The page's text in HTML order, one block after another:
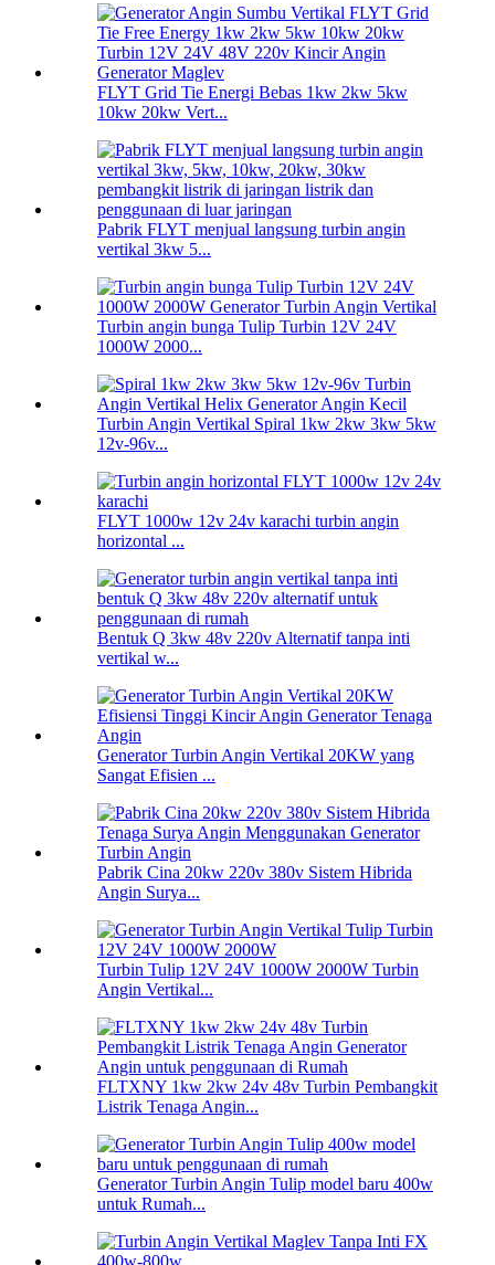
FLYT Grid Tie Energi Bebas 1kw 2kw 5kw
10kw 20kw Vert...
Pabrik FLYT menjual langsung turbin angin
vertikal 3kw 5...
Turbin angin bunga Tulip Turbin 12V 24V
1000W 2000...
Turbin Angin Vertikal Spiral 1kw 2kw 3kw 5kw
12v-96v...
FLYT 1000w 12v 24v karachi turbin angin
horizontal ...
Bentuk Q 3kw 48v 220v Alternatif tanpa inti
vertikal w...
Generator Turbin Angin Vertikal 20KW yang
Sangat Efisien ...
Pabrik Cina 20kw 220v 380v Sistem Hibrida
Angin Surya...
Turbin Tulip 12V 24V 1000W 2000W Turbin
Angin Vertikal...
FLTXNY 1kw 2kw 24v 48v Turbin Pembangkit
Listrik Tenaga Angin...
Generator Turbin Angin Tulip model baru 400w
untuk Rumah...